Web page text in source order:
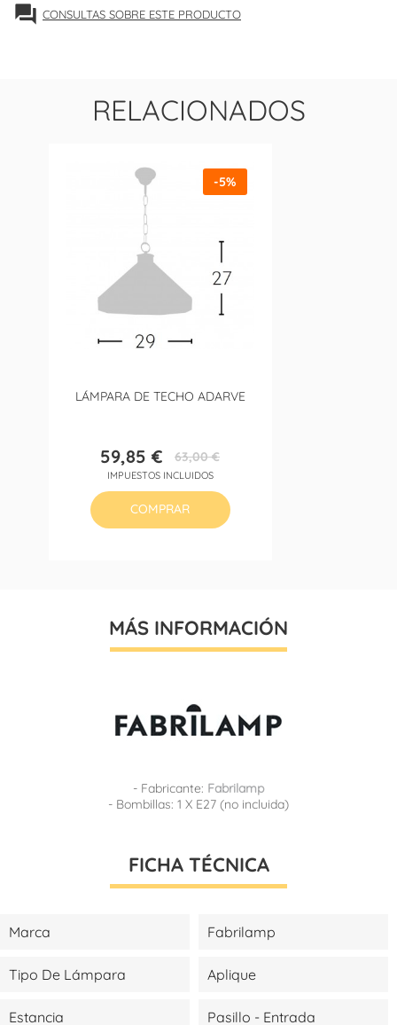
forum CONSULTAS SOBRE ESTE PRODUCTO
RELACIONADOS
LÁMPARA DE TECHO ADARVE
Precio
59,85 €Precio
base
63,00 €
IMPUESTOS INCLUIDOS
-5%
COMPRAR
MÁS INFORMACIÓN
- Fabricante: Fabrilamp
- Bombillas: 1 X E27 (no incluida)
FICHA TÉCNICA
Marca Fabrilamp
Tipo De Lámpara Aplique
Estancia Pasillo - Entrada